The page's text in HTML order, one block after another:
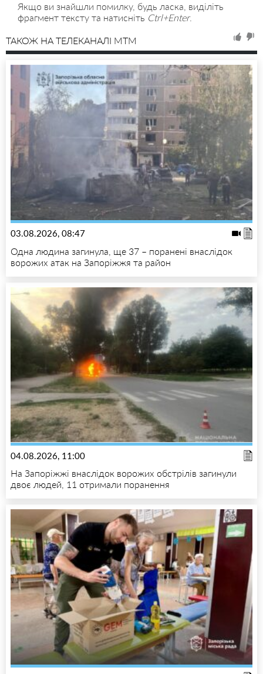
Якщо ви знайшли помилку, будь ласка, виділіть
фрагмент тексту та натисніть Ctrl+Enter.
ТАКОЖ НА ТЕЛЕКАНАЛІ MTM
03.08.2026, 08:47
Одна людина загинула, ще 37 – поранені внаслідок
ворожих атак на Запоріжжя та район
04.08.2026, 11:00
На Запоріжжі внаслідок ворожих обстрілів загинули
двоє людей, 11 отримали поранення